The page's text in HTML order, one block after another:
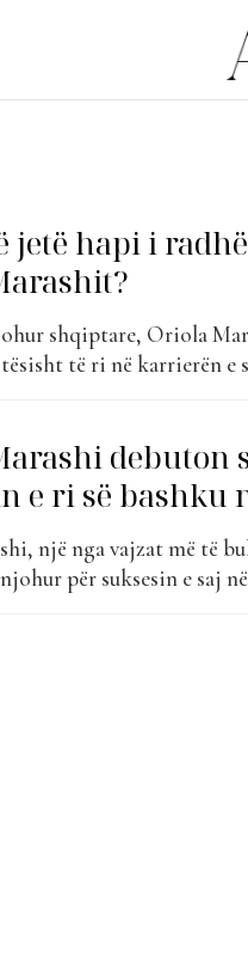
jetë hapi i
shqiptare, Oriola
të ri në karrierën e
mijëra...
debuton
e ri së bashku
një nga vajzat më të
për suksesin e saj